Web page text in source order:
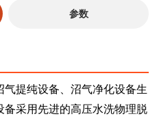
参数
气提纯设备 沼气净化设备生
备采用先进的高压水洗物理脱